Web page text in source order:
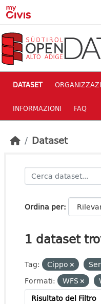
Skip to main content
DATASET
INFORMAZIONI FAQ
Dataset
Ordina per
1 dataset
Tag: Cippo
Formati:
WFS
Risultato del Filtro